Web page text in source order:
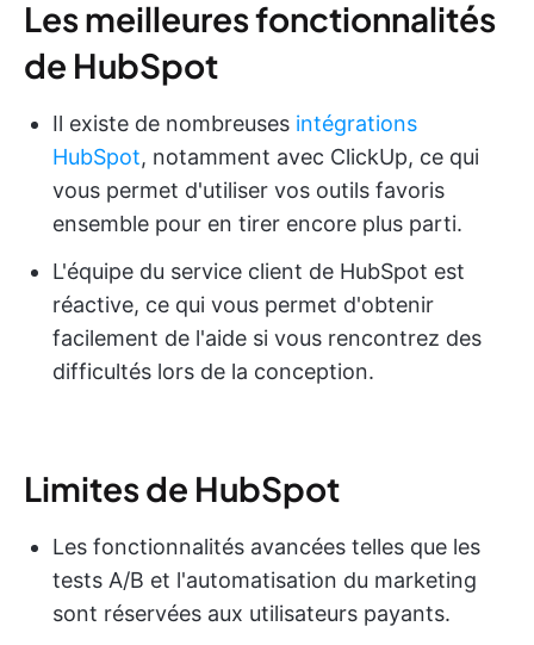
Les meilleures fonctionnalités
de HubSpot
Il existe de nombreuses intégrations
HubSpot, notamment avec ClickUp, ce qui
vous permet d'utiliser vos outils favoris
ensemble pour en tirer encore plus parti.
L'équipe du service client de HubSpot est
réactive, ce qui vous permet d'obtenir
facilement de l'aide si vous rencontrez des
difficultés lors de la conception.
Limites de HubSpot
Les fonctionnalités avancées telles que les
tests A/B et l'automatisation du marketing
sont réservées aux utilisateurs payants.